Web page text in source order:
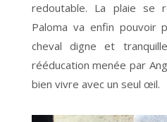
redoutable. La plaie se
Paloma va enfin pouvoir
cheval digne et
rééducation menée par
bien vivre avec un seul œil.